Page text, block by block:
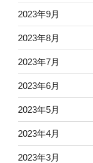
2023年9月
2023年8月
2023年7月
2023年6月
2023年5月
2023年4月
2023年3月